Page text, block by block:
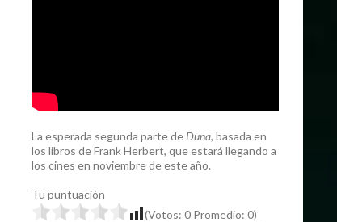
La esperada segunda parte de Duna, basada en
los libros de Frank Herbert, que estará llegando a
los cines en noviembre de este año.
Tu puntuación
(Votos: 0 Promedio: 0)